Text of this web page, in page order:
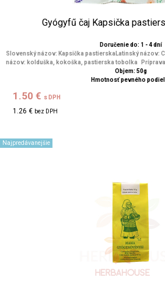
Gyógyfű čaj Kapsička
Doručenie do: 1 - 4 dní
Slovenský názov: Kapsička pastierskaLatinský názov:
názov: kolduška, kokoška, pastierska tobolka Príprava:
Objem: 50g
Hmotnosť pevného
1.50 € s DPH
1.26 € bez DPH
Najpredávanejšie